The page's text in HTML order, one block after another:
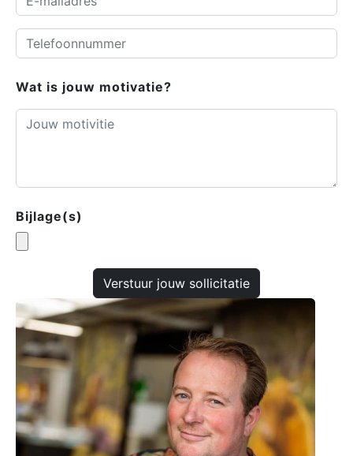
Wat is jouw motivatie?
Bijlage(s)
Verstuur jouw sollicitatie